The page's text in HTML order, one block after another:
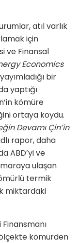
atıl varlık
için
ve Finansal
Economics
bir
yaptığı
kömüre
ortaya koydu.
Devamı Çin’in
rapor, daha
ABD’yi ve
ulaşan
termik
miktardaki
kömürden